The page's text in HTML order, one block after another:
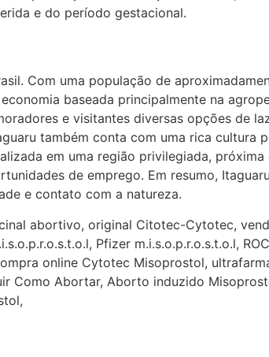
e do período gestacional.
Com uma população de
baseada principalmente na
e visitantes diversas opções de
também conta com uma rica cultura
em uma região privilegiada,
de emprego. Em resumo,
e contato com a natureza.
abortivo, original Citotec-Cytotec,
Pfizer m.i.s.o.p.r.o.s.t.o.l,
online Cytotec Misoprostol,
Abortar, Aborto induzido